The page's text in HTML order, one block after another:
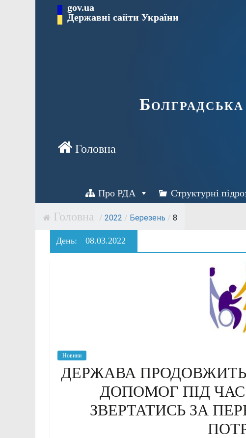
Перейти gov.ua
Державні сайти України
Про РДА Структурні
/ 2022 / Березень / 8
День: 08.03.2022
Новини
ДЕРЖАВА
ДОПОМОГ ПІД
ЗВЕРТАТИСЬ ЗА